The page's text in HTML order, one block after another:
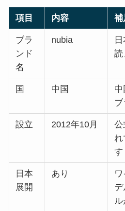
項目 内容 補
ブラ
ンド
名
nubia
読
国 中国
設立 2012年10月
公
れ
す
日本
展開
あり